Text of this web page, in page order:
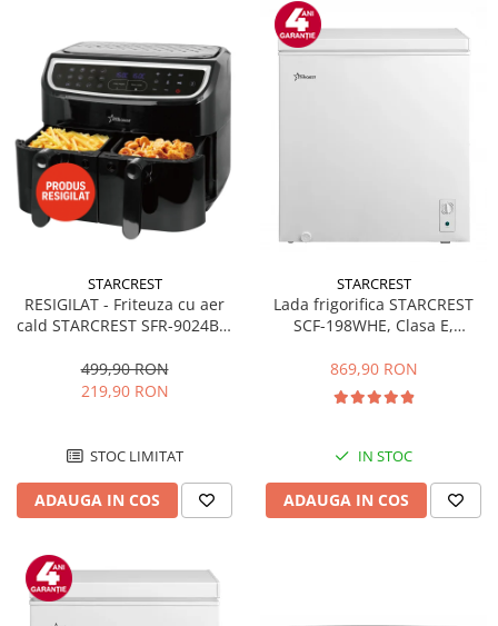
STARCREST
RESIGILAT - Friteuza cu aer
cald STARCREST SFR-9024BK,
Termostat 80 - 200 °C, 12
programe, Negru
499,90 RON
219,90 RON
STOC LIMITAT
ADAUGA IN COS
STARCREST
Lada frigorifica STARCREST
SCF-198WHE, Clasa E,
convertibil - functie frigider,
Termostat reglabil, Alb
869,90 RON
IN STOC
ADAUGA IN COS